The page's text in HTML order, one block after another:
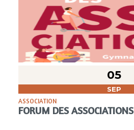
05
SEP
ASSOCIATION
FORUM DES ASSOCIATIONS